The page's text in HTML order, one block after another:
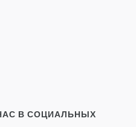
В СОЦИАЛЬНЫХ